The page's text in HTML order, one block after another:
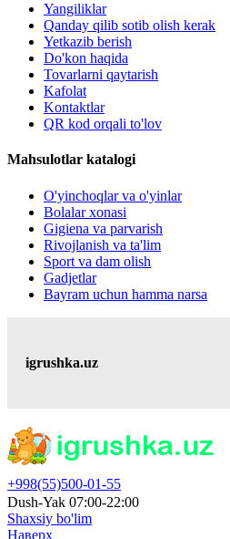
Yangiliklar
Qanday qilib sotib olish kerak
Yetkazib berish
Do'kon haqida
Tovarlarni qaytarish
Kafolat
Kontaktlar
QR kod orqali to'lov
Mahsulotlar katalogi
O'yinchoqlar va o'yinlar
Bolalar xonasi
Gigiena va parvarish
Rivojlanish va ta'lim
Sport va dam olish
Gadjetlar
Bayram uchun hamma narsa
igrushka.uz
+998(55)500-01-55
Dush-Yak 07:00-22:00
Shaxsiy bo'lim
Наверх